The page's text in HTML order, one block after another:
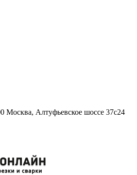
Москва, Алтуфьевское шоссе 37с24